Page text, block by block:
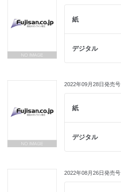
紙
デジタル
2022年09月28日発売号
紙
デジタル
2022年08月26日発売号